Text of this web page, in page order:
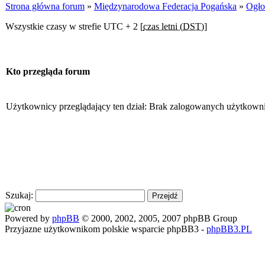
Strona główna forum » Międzynarodowa Federacja Pogańska »
Wszystkie czasy w strefie UTC + 2 [czas letni (DST)]
Kto przegląda forum
Użytkownicy przeglądający ten dział: Brak zalogowanych
Szukaj:
Powered by phpBB © 2000, 2002, 2005, 2007 phpBB Group
Przyjazne użytkownikom polskie wsparcie phpBB3 - phpBB3.PL